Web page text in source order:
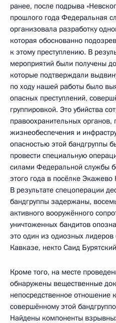
ранее, после подрыва
прошлого года Федеральная
организовала разработку
которая обоснованно
к этому преступлению. В
мероприятий были получены
которые подтверждали
по ходу нашей работы было
опасных преступлений,
группировкой. Это убийства
правоохранительных
жизнеобеспечения и
опасностью этой бандгруппы
провести специальную
силами Федеральной службы
этого года в посёлке Экажево
В результате спецоперации
бандгруппы задержаны,
активного вооружённого
уничтоженных бандитов
это один из одиозных
Кавказе, некто Саид
Кроме того, на месте
обнаружены вещественные
непосредственное отношение
совершённому этой
Найдены компоненты